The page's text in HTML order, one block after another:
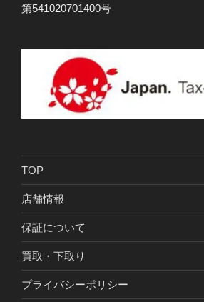
第541020701400号
TOP
店舗情報
保証について
買取・下取り
プライバシーポリシー